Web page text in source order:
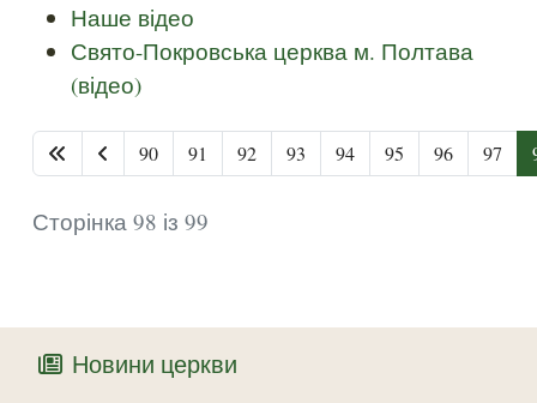
Наше відео
Свято-Покровська церква м. Полтава
(відео)
90 91 92 93 94 95 96 97
Сторінка 98 із 99
Новини церкви